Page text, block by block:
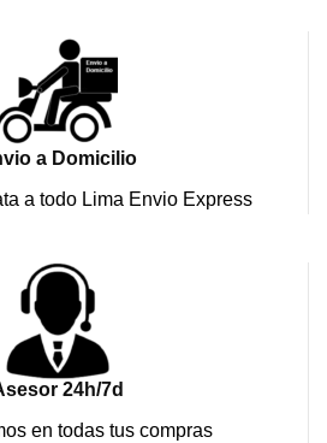
a Domicilio
a todo Lima Envio Express
24h/7d
en todas tus compras